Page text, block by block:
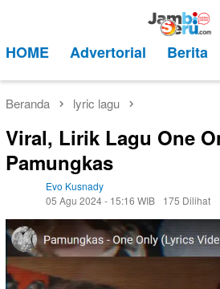
kontenMobile
HOME Advertorial Berita
Beranda lyric lagu
Viral, Lirik Lagu One
Pamungkas
Evo Kusnady
05 Agu 2024 - 15:16 WIB
175 Dilihat